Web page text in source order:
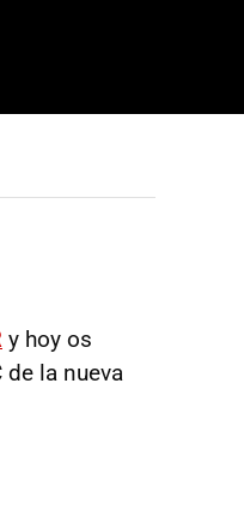
y hoy os
la nueva